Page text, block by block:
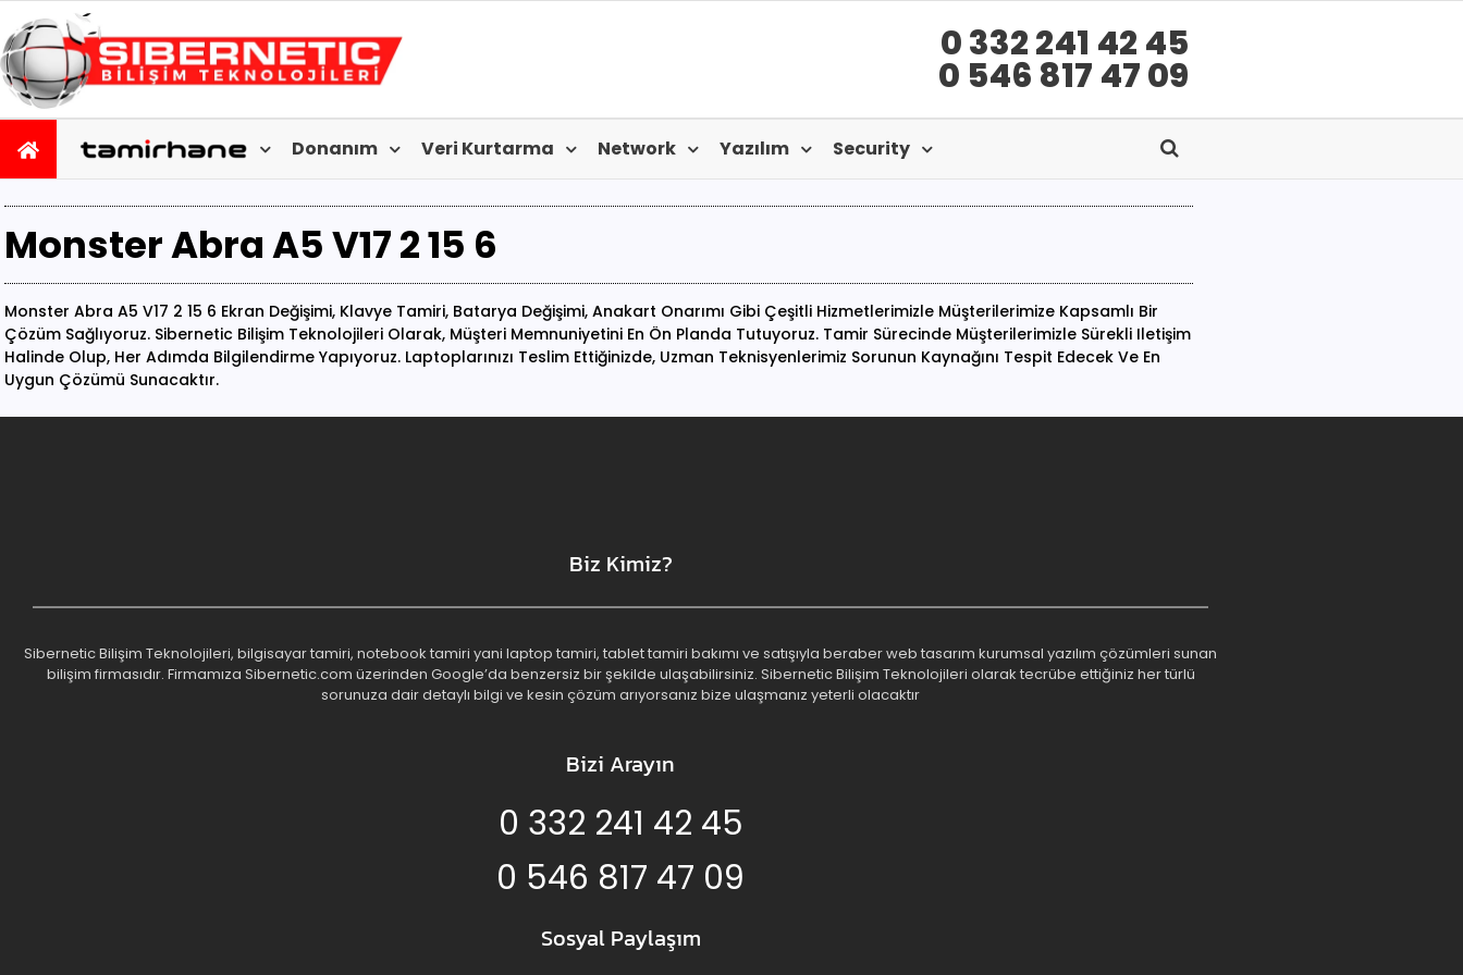
0 332 241 42 45
0 546 817 47 09
Donanım Veri Kurtarma Network Yazılım Security
Monster Abra A5 V17 2 15 6
Monster Abra A5 V17 2 15 6 Ekran Değişimi, Klavye Tamiri, Batarya Değişimi, Anakart Onarımı Gibi Çeşitli Hizmetlerimizle Müşterilerimize Kapsamlı Bir
Çözüm Sağlıyoruz. Sibernetic Bilişim Teknolojileri Olarak, Müşteri Memnuniyetini En Ön Planda Tutuyoruz. Tamir Sürecinde Müşterilerimizle Sürekli Iletişim
Halinde Olup, Her Adımda Bilgilendirme Yapıyoruz. Laptoplarınızı Teslim Ettiğinizde, Uzman Teknisyenlerimiz Sorunun Kaynağını Tespit Edecek Ve En
Uygun Çözümü Sunacaktır.
Biz Kimiz?
Sibernetic Bilişim Teknolojileri, bilgisayar tamiri, notebook tamiri yani laptop tamiri, tablet tamiri bakımı ve satışıyla beraber web tasarım kurumsal yazılım çözümleri sunan
bilişim firmasıdır. Firmamıza Sibernetic.com üzerinden Google’da benzersiz bir şekilde ulaşabilirsiniz. Sibernetic Bilişim Teknolojileri olarak tecrübe ettiğiniz her türlü
sorunuza dair detaylı bilgi ve kesin çözüm arıyorsanız bize ulaşmanız yeterli olacaktır
Bizi Arayın
0 332 241 42 45
0 546 817 47 09
Sosyal Paylaşım